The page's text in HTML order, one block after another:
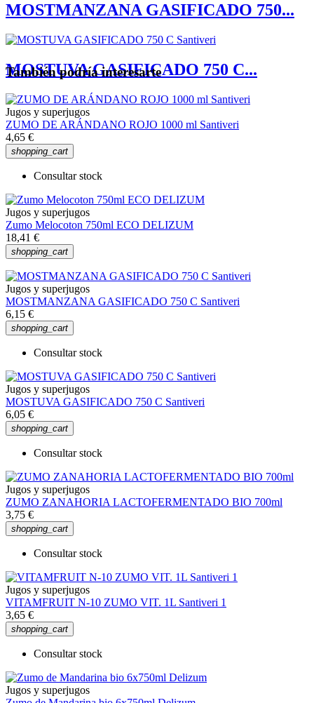
MOSTMANZANA GASIFICADO 750...
MOSTUVA GASIFICADO 750 C...
También podría interesarte
Jugos y superjugos
ZUMO DE ARÁNDANO ROJO 1000 ml Santiveri
4,65 €
shopping_cart
Consultar stock
Jugos y superjugos
Zumo Melocoton 750ml ECO DELIZUM
18,41 €
shopping_cart
Jugos y superjugos
MOSTMANZANA GASIFICADO 750 C Santiveri
6,15 €
shopping_cart
Consultar stock
Jugos y superjugos
MOSTUVA GASIFICADO 750 C Santiveri
6,05 €
shopping_cart
Consultar stock
Jugos y superjugos
ZUMO ZANAHORIA LACTOFERMENTADO BIO 700ml
3,75 €
shopping_cart
Consultar stock
Jugos y superjugos
VITAMFRUIT N-10 ZUMO VIT. 1L Santiveri 1
3,65 €
shopping_cart
Consultar stock
Jugos y superjugos